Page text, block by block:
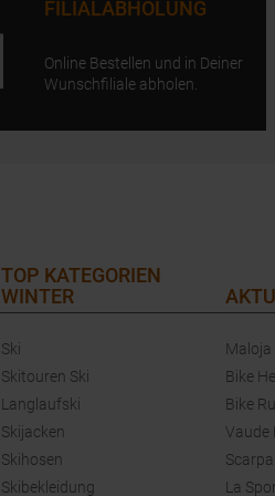
FILIALABHOLUNG
Online Bestellen und in Deiner
Wunschfiliale abholen.
TOP KATEGORIEN
WINTER
Ski
Skitouren Ski
Langlaufski
Skijacken
Skihosen
Skibekleidung
Maloja
Bike
Bike
Vaude
La